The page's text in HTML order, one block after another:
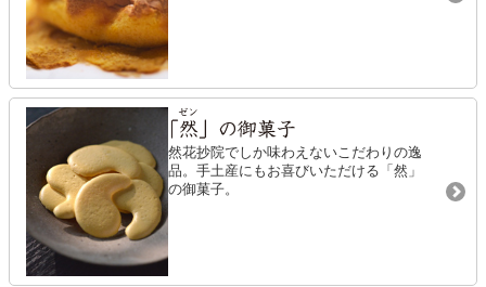
然花抄院でしか味わえない こだわりの逸
品。手土産にもお喜びいただける 「然」
の御菓子。